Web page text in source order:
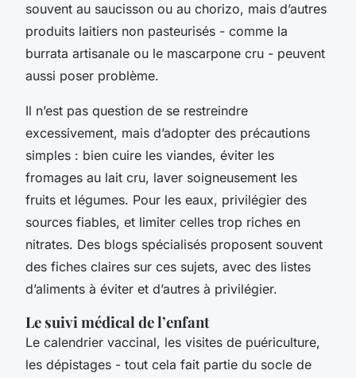
souvent au saucisson ou au chorizo, mais d’autres
produits laitiers non pasteurisés - comme la
burrata artisanale ou le mascarpone cru - peuvent
aussi poser problème.
Il n’est pas question de se restreindre
excessivement, mais d’adopter des précautions
simples : bien cuire les viandes, éviter les
fromages au lait cru, laver soigneusement les
fruits et légumes. Pour les eaux, privilégier des
sources fiables, et limiter celles trop riches en
nitrates. Des blogs spécialisés proposent souvent
des fiches claires sur ces sujets, avec des listes
d’aliments à éviter et d’autres à privilégier.
Le suivi médical de l’enfant
Le calendrier vaccinal, les visites de puériculture,
les dépistages - tout cela fait partie du socle de